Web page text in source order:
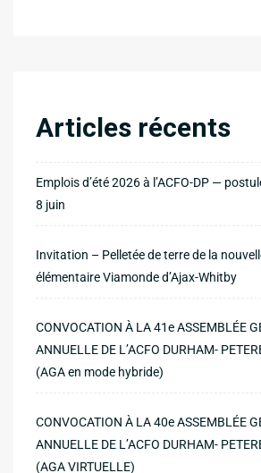
Articles récents
Emplois d’été 2026 à l’ACFO-DP —
8 juin
Invitation – Pelletée de terre de la
élémentaire Viamonde d’Ajax-Whitby
CONVOCATION À LA 41e ASSEMBLÉE
ANNUELLE DE L’ACFO DURHAM-
(AGA en mode hybride)
CONVOCATION À LA 40e ASSEMBLÉE
ANNUELLE DE L’ACFO DURHAM-
(AGA VIRTUELLE)